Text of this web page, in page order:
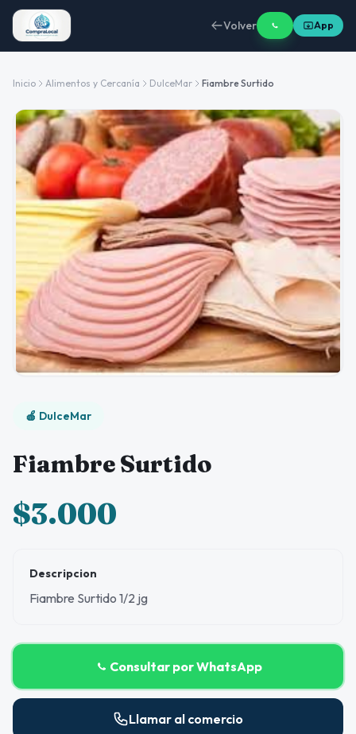
Volver App
Inicio Alimentos y Cercanía DulceMar Fiambre Surtido
🍎 DulceMar
Fiambre Surtido
$3.000
Descripcion
Fiambre Surtido 1/2 jg
Consultar por WhatsApp
Llamar al comercio